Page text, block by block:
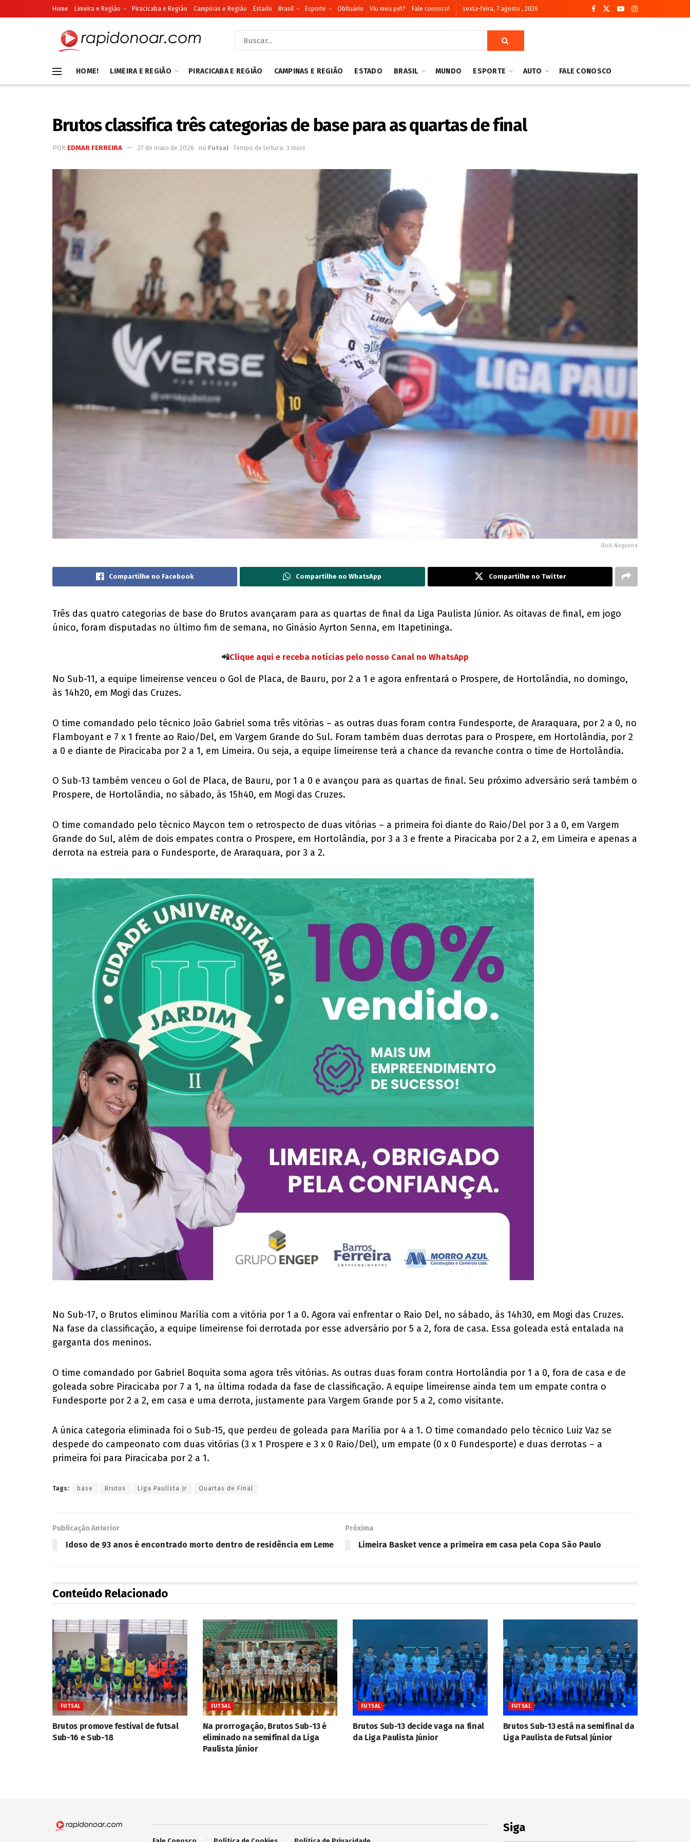
Home Limeira e Região Piracicaba e Região Campinas e Região Estado Brasil Esporte Obituário Viu meu pet? Fale conosco! sexta-feira, 7 agosto , 2026
HOME! LIMEIRA E REGIÃO PIRACICABA E REGIÃO CAMPINAS E REGIÃO ESTADO BRASIL MUNDO ESPORTE AUTO FALE CONOSCO
Brutos classifica três categorias de base para as quartas de final
POR EDMAR FERREIRA 27 de maio de 2026 no Futsal Tempo de leitura: 3 mins
Rick Nogueira
Compartilhe no Facebook Compartilhe no WhatsApp Compartilhe no Twitter
Três das quatro categorias de base do Brutos avançaram para as quartas de final da Liga Paulista Júnior. As oitavas de final, em jogo
único, foram disputadas no último fim de semana, no Ginásio Ayrton Senna, em Itapetininga.
📲Clique aqui e receba notícias pelo nosso Canal no WhatsApp
No Sub-11, a equipe limeirense venceu o Gol de Placa, de Bauru, por 2 a 1 e agora enfrentará o Prospere, de Hortolândia, no domingo,
às 14h20, em Mogi das Cruzes.
O time comandado pelo técnico João Gabriel soma três vitórias – as outras duas foram contra Fundesporte, de Araraquara, por 2 a 0, no
Flamboyant e 7 x 1 frente ao Raio/Del, em Vargem Grande do Sul. Foram também duas derrotas para o Prospere, em Hortolândia, por 2
a 0 e diante de Piracicaba por 2 a 1, em Limeira. Ou seja, a equipe limeirense terá a chance da revanche contra o time de Hortolândia.
O Sub-13 também venceu o Gol de Placa, de Bauru, por 1 a 0 e avançou para as quartas de final. Seu próximo adversário será também o
Prospere, de Hortolândia, no sábado, às 15h40, em Mogi das Cruzes.
O time comandado pelo técnico Maycon tem o retrospecto de duas vitórias – a primeira foi diante do Raio/Del por 3 a 0, em Vargem
Grande do Sul, além de dois empates contra o Prospere, em Hortolândia, por 3 a 3 e frente a Piracicaba por 2 a 2, em Limeira e apenas a
derrota na estreia para o Fundesporte, de Araraquara, por 3 a 2.
No Sub-17, o Brutos eliminou Marília com a vitória por 1 a 0. Agora vai enfrentar o Raio Del, no sábado, às 14h30, em Mogi das Cruzes.
Na fase da classificação, a equipe limeirense foi derrotada por esse adversário por 5 a 2, fora de casa. Essa goleada está entalada na
garganta dos meninos.
O time comandado por Gabriel Boquita soma agora três vitórias. As outras duas foram contra Hortolândia por 1 a 0, fora de casa e de
goleada sobre Piracicaba por 7 a 1, na última rodada da fase de classificação. A equipe limeirense ainda tem um empate contra o
Fundesporte por 2 a 2, em casa e uma derrota, justamente para Vargem Grande por 5 a 2, como visitante.
A única categoria eliminada foi o Sub-15, que perdeu de goleada para Marília por 4 a 1. O time comandado pelo técnico Luiz Vaz se
despede do campeonato com duas vitórias (3 x 1 Prospere e 3 x 0 Raio/Del), um empate (0 x 0 Fundesporte) e duas derrotas – a
primeira foi para Piracicaba por 2 a 1.
Tags: base Brutos Liga Paulista Jr Quartas de Final
Publicação Anterior
Idoso de 93 anos é encontrado morto dentro de residência em Leme
Próxima
Limeira Basket vence a primeira em casa pela Copa São Paulo
Conteúdo Relacionado
FUTSAL
Brutos promove festival de futsal
Sub-16 e Sub-18
FUTSAL
Na prorrogação, Brutos Sub-13 é
eliminado na semifinal da Liga
Paulista Júnior
FUTSAL
Brutos Sub-13 decide vaga na final
da Liga Paulista Júnior
FUTSAL
Brutos Sub-13 está na semifinal da
Liga Paulista de Futsal Júnior
Siga